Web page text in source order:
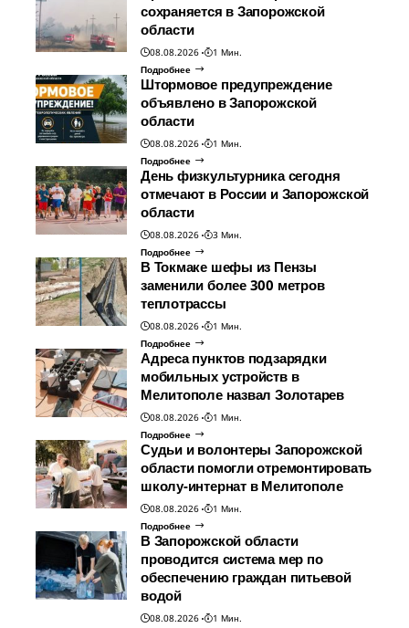
сохраняется в Запорожской
области
08.08.2026
1 Мин.
Подробнее
Штормовое предупреждение
объявлено в Запорожской
области
08.08.2026
1 Мин.
Подробнее
День физкультурника сегодня
отмечают в России и Запорожской
области
08.08.2026
3 Мин.
Подробнее
В Токмаке шефы из Пензы
заменили более 300 метров
теплотрассы
08.08.2026
1 Мин.
Подробнее
Адреса пунктов подзарядки
мобильных устройств в
Мелитополе назвал Золотарев
08.08.2026
1 Мин.
Подробнее
Судьи и волонтеры Запорожской
области помогли отремонтировать
школу-интернат в Мелитополе
08.08.2026
1 Мин.
Подробнее
В Запорожской области
проводится система мер по
обеспечению граждан питьевой
водой
08.08.2026
1 Мин.